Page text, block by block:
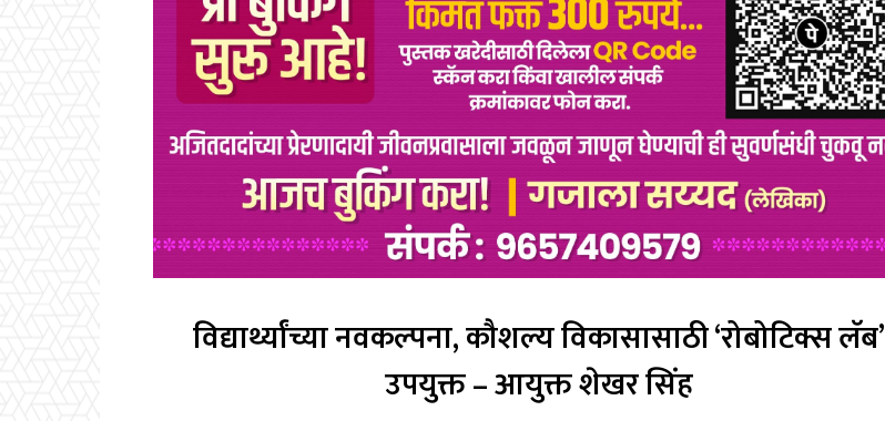
विद्यार्थ्यांच्या नवकल्पना, कौशल्य विकासासाठी ‘रोबोटिक्स लॅब’
उपयुक्त – आयुक्त शेखर सिंह